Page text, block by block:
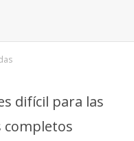
difícil para las
completos